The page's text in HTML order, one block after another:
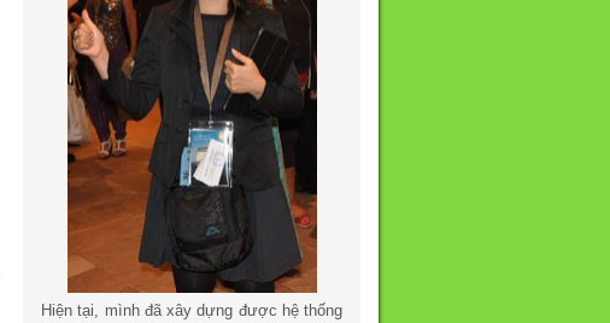
Hiện tại, mình đã xây dựng được hệ thống